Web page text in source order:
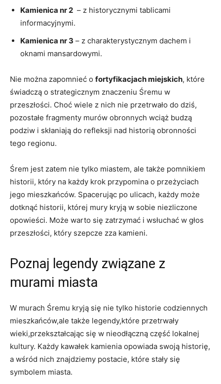
Kamienica ‌nr⁤ 2 ‍ – z historycznymi tablicami
informacyjnymi.
Kamienica nr 3 – z charakterystycznym dachem ‍i
oknami‌ mansardowymi.
Nie można​ zapomnieć o‌ fortyfikacjach⁤ miejskich, które
⁢świadczą o⁢ strategicznym znaczeniu Śremu w
przeszłości.⁤ Choć wiele ⁤z ‌nich⁢ nie przetrwało do dziś,
pozostałe⁣ fragmenty⁣ murów ⁤obronnych wciąż‌ budzą
⁣podziw i skłaniają do ⁣refleksji nad historią obronności
tego regionu.
Śrem‍ jest zatem nie tylko ‍miastem, ale także pomnikiem⁣
historii, ​który ‌na każdy krok przypomina o przeżyciach
jego mieszkańców. Spacerując po ulicach, każdy może
dotknąć historii, której mury ‌kryją w sobie niezliczone
opowieści. Może ⁤warto się zatrzymać i wsłuchać w głos
⁢przeszłości, który szepcze zza kamieni.
Poznaj legendy związane z
murami‌ miasta
W murach Śremu⁤ kryją się‍ nie⁤ tylko historie codziennych
mieszkańców,ale także legendy,które przetrwały
wieki,przekształcając się w‌ nieodłączną część ⁢lokalnej
kultury.‍ Każdy kawałek kamienia opowiada swoją historię,
a​ wśród nich znajdziemy postacie, ​które ⁤stały się
symbolem ‍miasta.